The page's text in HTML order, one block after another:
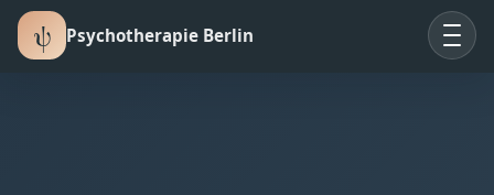
ψ Psychotherapie Berlin